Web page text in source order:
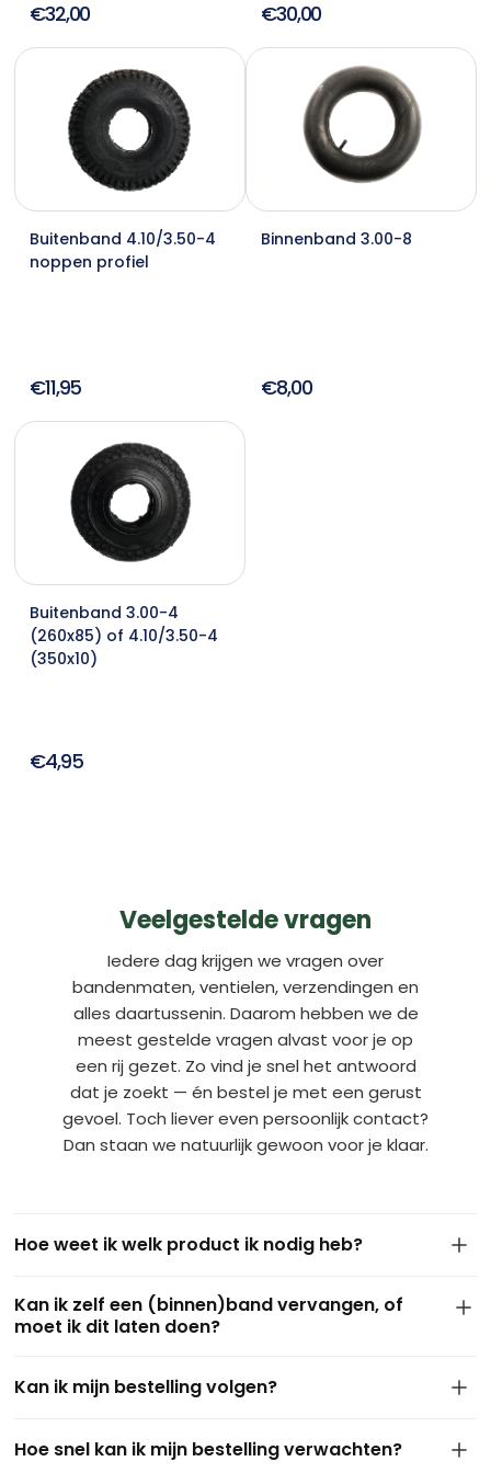
€32,00 €30,00
Buitenband 4.10/3.50-4
noppen profiel
€11,95
Binnenband 3.00-8
€8,00
Buitenband 3.00-4
(260x85) of 4.10/3.50-4
(350x10)
€4,95
Veelgestelde vragen
Iedere dag krijgen we vragen over
bandenmaten, ventielen, verzendingen en
alles daartussenin. Daarom hebben we de
meest gestelde vragen alvast voor je op
een rij gezet. Zo vind je snel het antwoord
dat je zoekt — én bestel je met een gerust
gevoel. Toch liever even persoonlijk contact?
Dan staan we natuurlijk gewoon voor je klaar.
Hoe weet ik welk product ik nodig heb?
huidige buitenband. Dit ziet er bijvoorbeeld zo uit: 4.10/3.50-
4 of 3.50-8. Gebruik deze maat om via onze filters het juiste
gerust een berichtje of een foto via
— we helpen
Kan ik zelf een (binnen)band vervangen, of
moet ik dit laten doen?
buitenband vervangen met watbasisgereedschap
. Vooral
Twijfel je of heb je geen ervaring? Vraag dan eventueel hulp
aan iemand in de buurt of je lokale fietsenmaker — maar
Kan ik mijn bestelling volgen?
ons een e-mail met een track & trace link. Zo kun je op elk
Hoe snel kan ik mijn bestelling verwachten?